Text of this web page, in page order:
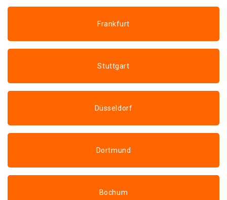
Frankfurt
Stuttgart
Düsseldorf
Dortmund
Bochum